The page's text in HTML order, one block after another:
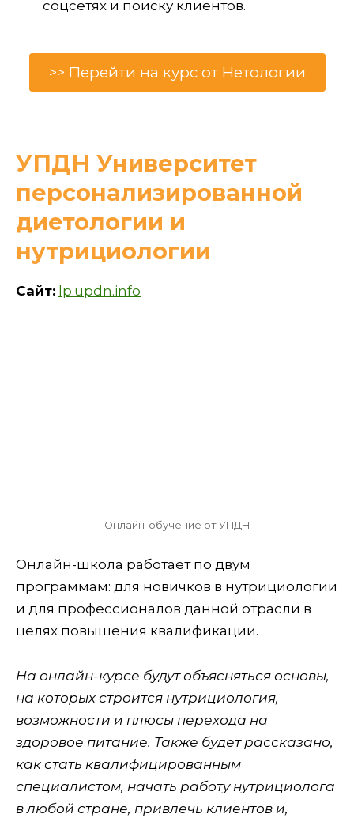
соцсетях и поиску клиентов.
>> Перейти на курс от Нетологии
УПДН Университет
персонализированной
диетологии и
нутрициологии
Сайт: lp.updn.info
Онлайн-обучение от УПДН
Онлайн-школа работает по двум
программам: для новичков в нутрициологии
и для профессионалов данной отрасли в
целях повышения квалификации.
На онлайн-курсе будут объясняться основы,
на которых строится нутрициология,
возможности и плюсы перехода на
здоровое питание. Также будет рассказано,
как стать квалифицированным
специалистом, начать работу нутрициолога
в любой стране, привлечь клиентов и,